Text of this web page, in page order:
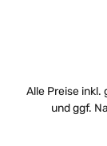
Alle Preise
und ggf.